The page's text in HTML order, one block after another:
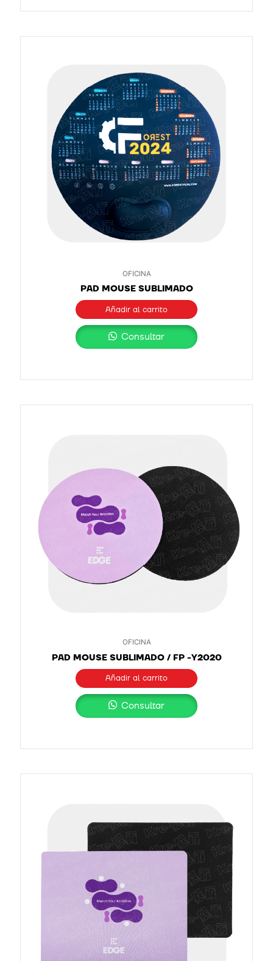
OFICINA
PAD MOUSE SUBLIMADO
Añadir al carrito
Consultar
OFICINA
PAD MOUSE SUBLIMADO / FP -Y2020
Añadir al carrito
Consultar